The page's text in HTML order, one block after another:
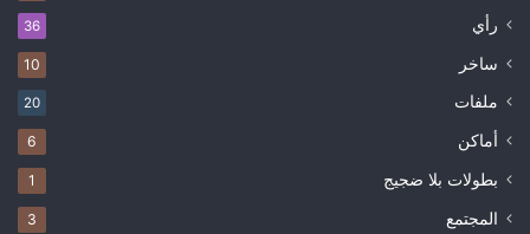
رأي 36
ساخر 10
ملفات 20
أماكن 6
بطولات بلا ضجيج 1
المجتمع 3